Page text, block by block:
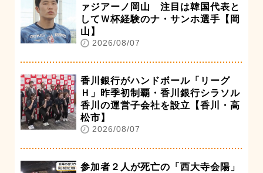
ァジアーノ岡山 注目は韓国代表と
してＷ杯経験のナ・サンホ選手【岡
山】
2026/08/07
香川銀行がハンドボール「リーグ
Ｈ」昨季初制覇・香川銀行シラソル
香川の運営子会社を設立【香川・高
松市】
2026/08/07
参加者２人が死亡の「西大寺会陽」